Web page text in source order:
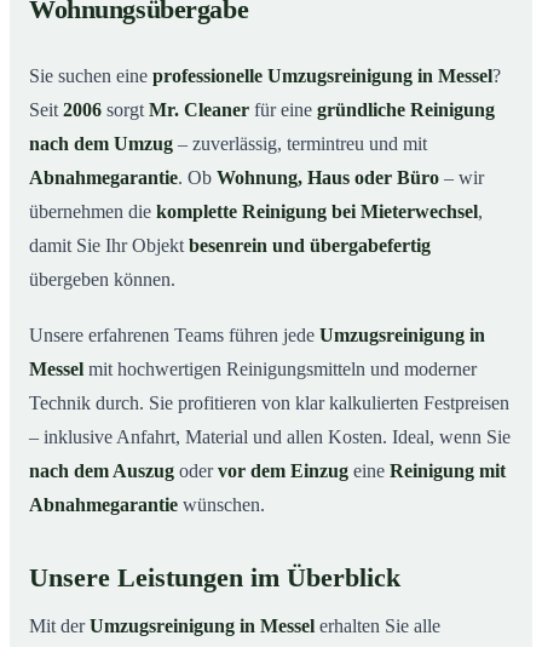
04So funktioniert’s
Typische Anlässe für eine Umzugsreinigung
07 Jetzt Angebot anfordern
08So läuft eine Umzugsreinigung in Messel wirklich ab
Wohnungsübergabe
Sie suchen eine professionelle Umzugsreinigung in Messel?
Seit 2006 sorgt Mr. Cleaner für eine gründliche Reinigung
nach dem Umzug – zuverlässig, termintreu und mit
Abnahmegarantie. Ob Wohnung, Haus oder Büro – wir
übernehmen die komplette Reinigung bei Mieterwechsel,
damit Sie Ihr Objekt besenrein und übergabefertig
übergeben können.
Unsere erfahrenen Teams führen jede Umzugsreinigung in
Messel mit hochwertigen Reinigungsmitteln und moderner
Technik durch. Sie profitieren von klar kalkulierten Festpreisen
– inklusive Anfahrt, Material und allen Kosten. Ideal, wenn Sie
nach dem Auszug odervor dem Einzug eine Reinigung mit
Abnahmegarantie wünschen.
Unsere Leistungen im Überblick
Mit derUmzugsreinigung in Messel erhalten Sie alle